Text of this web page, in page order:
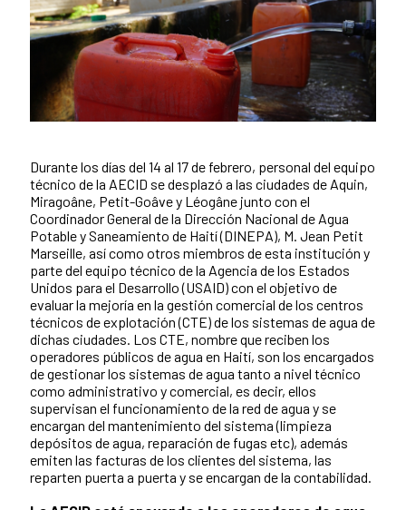
Contenido de la noticia
Durante los días del 14 al 17 de febrero, personal del equipo
técnico de la AECID se desplazó a las ciudades de Aquin,
Miragoâne, Petit-Goâve y Léogâne junto con el
Coordinador General de la Dirección Nacional de Agua
Potable y Saneamiento de Haití (DINEPA), M. Jean Petit
Marseille, así como otros miembros de esta institución y
parte del equipo técnico de la Agencia de los Estados
Unidos para el Desarrollo (USAID) con el objetivo de
evaluar la mejoría en la gestión comercial de los centros
técnicos de explotación (CTE) de los sistemas de agua de
dichas ciudades. Los CTE, nombre que reciben los
operadores públicos de agua en Haití, son los encargados
de gestionar los sistemas de agua tanto a nivel técnico
como administrativo y comercial, es decir, ellos
supervisan el funcionamiento de la red de agua y se
encargan del mantenimiento del sistema (limpieza
depósitos de agua, reparación de fugas etc), además
emiten las facturas de los clientes del sistema, las
reparten puerta a puerta y se encargan de la contabilidad.